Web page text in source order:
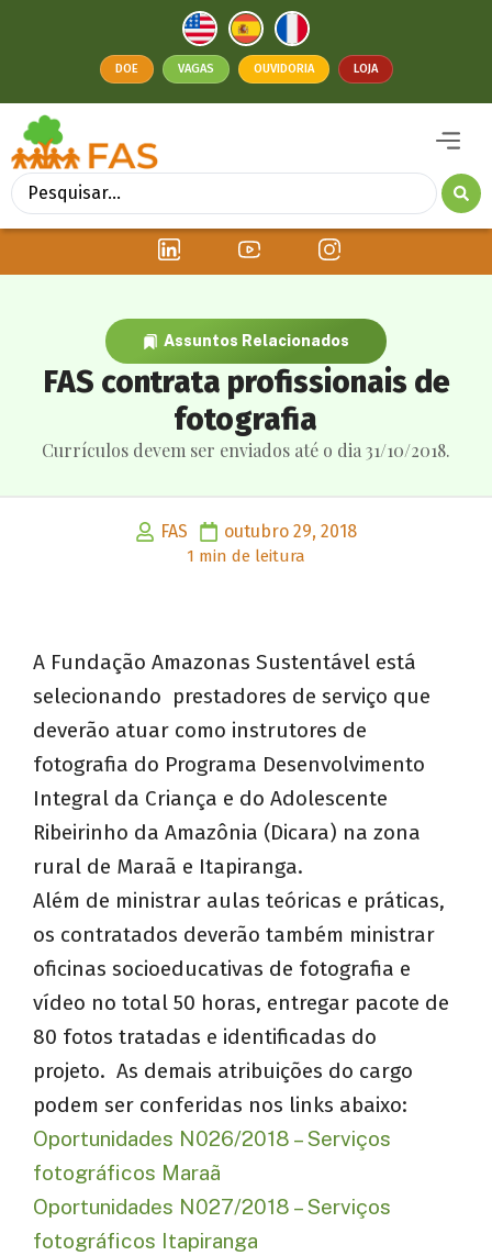
DOE VAGAS OUVIDORIA LOJA
Assuntos Relacionados
FAS contrata profissionais de
fotografia
Currículos devem ser enviados até o dia 31/10/2018.
FAS outubro 29, 2018
1 min de leitura
A Fundação Amazonas Sustentável está
selecionando prestadores de serviço que
deverão atuar como instrutores de
fotografia do Programa Desenvolvimento
Integral da Criança e do Adolescente
Ribeirinho da Amazônia (Dicara) na zona
rural de Maraã e Itapiranga.
Além de ministrar aulas teóricas e práticas,
os contratados deverão também ministrar
oficinas socioeducativas de fotografia e
vídeo no total 50 horas, entregar pacote de
80 fotos tratadas e identificadas do
projeto. As demais atribuições do cargo
podem ser conferidas nos links abaixo:
Oportunidades N026/2018 – Serviços
fotográficos Maraã
Oportunidades N027/2018 – Serviços
fotográficos Itapiranga